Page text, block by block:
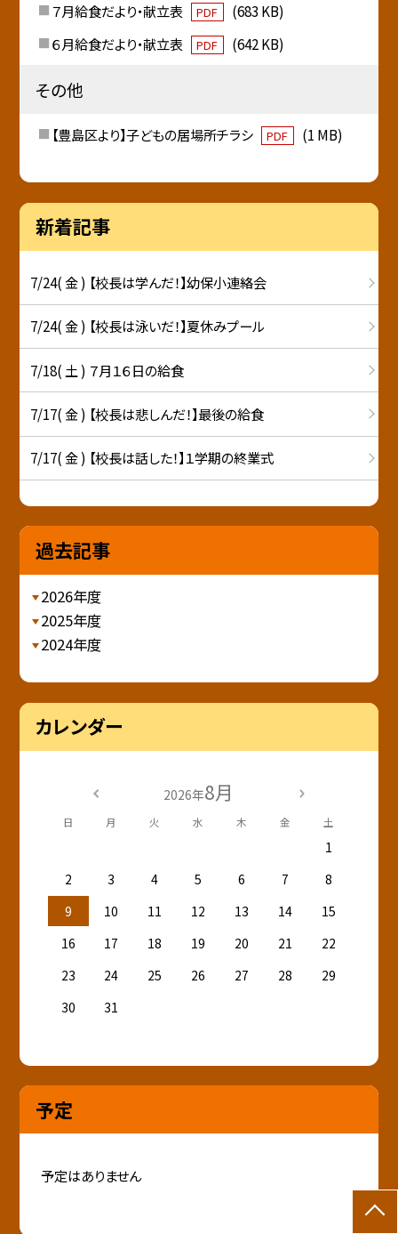
７月給食だより・献立表 PDF
(683 KB)
６月給食だより・献立表
PDF (642 KB)
その他
【豊島区より】子どもの居場所チラシ PDF (1 MB)
新着記事
7/24( 金 ) 【校長は学んだ！】幼保小連絡会
7/24( 金 ) 【校長は泳いだ！】夏休みプール
7/18( 土 ) ７月１６日の給食
7/17( 金 ) 【校長は悲しんだ！】最後の給食
7/17( 金 ) 【校長は話した！】１学期の終業式
過去記事
2026年度
2025年度
2024年度
カレンダー
2026年8月
日 月 火 水 木 金 土
1
2
3 4 5 6 7
8
9
10 11 12 13 14
15
16
17 18 19 20 21
22
23
24 25 26 27 28
29
30
31
予定
予定はありません